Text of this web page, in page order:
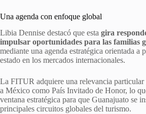
Una agenda con enfoque global
Libia Dennise destacó que esta gira
impulsar oportunidades para las familias
mediante una agenda estratégica orientada a
estado en los mercados internacionales.
La FITUR adquiere una relevancia particular
a México como País Invitado de Honor, lo
ventana estratégica para que Guanajuato se
principales circuitos globales del turismo.